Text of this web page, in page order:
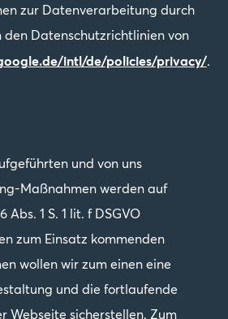
zur Datenverarbeitung durch
den Datenschutzrichtlinien von
intl/de/policies/privacy/.
und von uns
Maßnahmen werden auf
1 S. 1 lit. f DSGVO
zum Einsatz kommenden
wollen wir zum einen eine
und die fortlaufende
Webseite sicherstellen. Zum